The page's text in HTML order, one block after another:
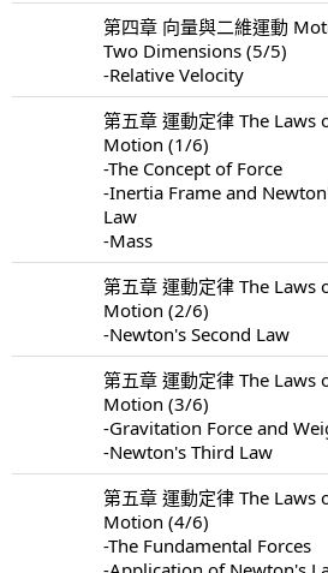
第四章 向量與二維運動
Two Dimensions (5/5)
-Relative Velocity
第五章 運動定律 The Laws
Motion (1/6)
-The Concept of Force
-Inertia Frame and
Law
-Mass
第五章 運動定律 The Laws
Motion (2/6)
-Newton's Second Law
第五章 運動定律 The Laws
Motion (3/6)
-Gravitation Force and
-Newton's Third Law
第五章 運動定律 The Laws
Motion (4/6)
-The Fundamental Forces